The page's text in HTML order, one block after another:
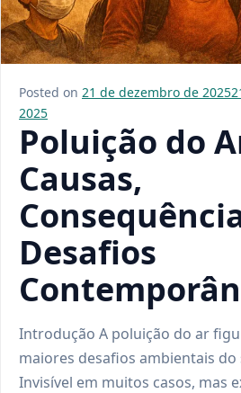
Posted on 21 de dezembro de 2025
2025
Poluição do
Causas,
Desafios
Introdução A poluição do ar
maiores desafios ambientais do
Invisível em muitos casos, mas